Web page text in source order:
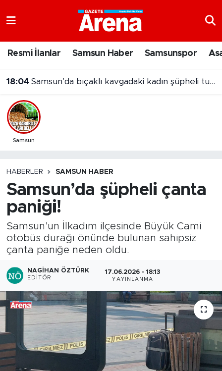
Resmi İlanlar Samsun Haber Samsunspor
18:04 Samsun’da bıçaklı kavgadaki kadın şüpheli tutuklandı
Samsun
HABERLER SAMSUN HABER
Samsun’da şüpheli çanta
paniği!
Samsun’un İlkadım ilçesinde Büyük Cami
otobüs durağı önünde bulunan sahipsiz
çanta paniğe neden oldu.
NAGIHAN ÖZTÜRK
EDITÖR
17.06.2026 - 18:13
YAYINLANMA
Samsun Namaz Vakitleri
Trafik Durumu
Süper Lig Puan Durumu ve Fikstür
Son Dakika Haberleri
Haber Arşivi